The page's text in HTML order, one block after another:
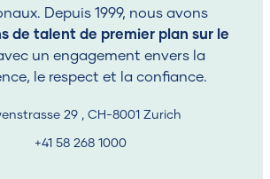
de version (Git)
automatique
du Langage Naturel
spécifique à
Depuis 1999, nous avons
de talent de premier plan sur le
un engagement envers la
le respect et la confiance.
29 , CH-8001 Zurich
+41 58 268 1000